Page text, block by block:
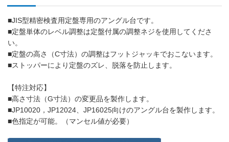
■JIS型精密検査用定盤専用のアングル台です。
■定盤単体のレベル調整は定盤付属の調整ネジを使用してくださ
い。
■定盤の高さ（C寸法）の調整はフットジャッキでおこないます。
■ストッパーにより定盤のズレ、脱落を防止します。
【特注対応】
■高さ寸法（G寸法）の変更品を製作します。
■JP10020，JP12024、JP16025向けのアングル台を製作します。
■色指定が可能。（マンセル値が必要）